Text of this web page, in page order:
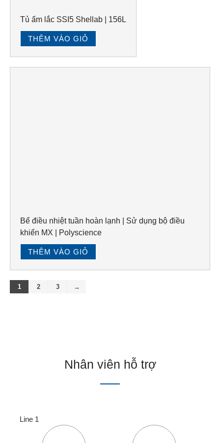
Tủ ấm lắc SSI5 Shellab | 156L
THÊM VÀO GIỎ
Bể điều nhiệt tuần hoàn lạnh | Sử dụng bộ điều
khiển MX | Polyscience
THÊM VÀO GIỎ
1 2 3 →
Nhân viên hỗ trợ
Line 1